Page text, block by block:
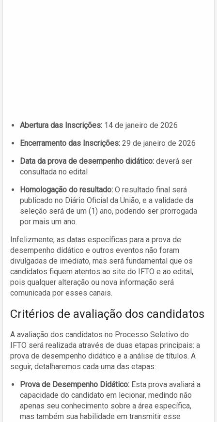
Abertura das Inscrições: 14 de janeiro de 2026
Encerramento das Inscrições: 29 de janeiro de 2026
Data da prova de desempenho didático: deverá ser
consultada no edital
Homologação do resultado: O resultado final será
publicado no Diário Oficial da União, e a validade da
seleção será de um (1) ano, podendo ser prorrogada
por mais um ano.
Infelizmente, as datas específicas para a prova de
desempenho didático e outros eventos não foram
divulgadas de imediato, mas será fundamental que os
candidatos fiquem atentos ao site do IFTO e ao edital,
pois qualquer alteração ou nova informação será
comunicada por esses canais.
Critérios de avaliação dos candidatos
A avaliação dos candidatos no Processo Seletivo do
IFTO será realizada através de duas etapas principais: a
prova de desempenho didático e a análise de títulos. A
seguir, detalharemos cada uma das etapas:
Prova de Desempenho Didático: Esta prova avaliará a
capacidade do candidato em lecionar, medindo não
apenas seu conhecimento sobre a área específica,
mas também sua habilidade em transmitir esse